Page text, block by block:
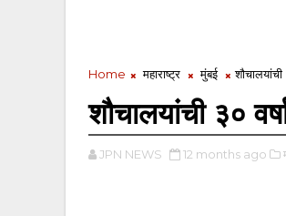
Home महाराष्ट्र मुंबई शौचालयांची
शौचालयांची ३०
JPN NEWS 12 months ago